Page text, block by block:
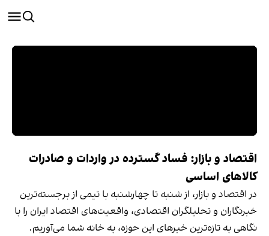
اقتصاد و بازار: فساد گسترده در واردات و صادرات
کالاهای اساسی
در اقتصاد و بازار، از شنبه تا چهارشنبه با تیمی از برجسته‌ترین
خبرنگاران و تحلیلگران اقتصادی، واقعیت‌های اقتصاد ایران را با
نگاهی به تازه‌ترین خبرهای این حوزه، به خانه شما می‌آوریم.